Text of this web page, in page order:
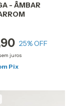
- ÂMBAR
25% OFF
juros
Pix